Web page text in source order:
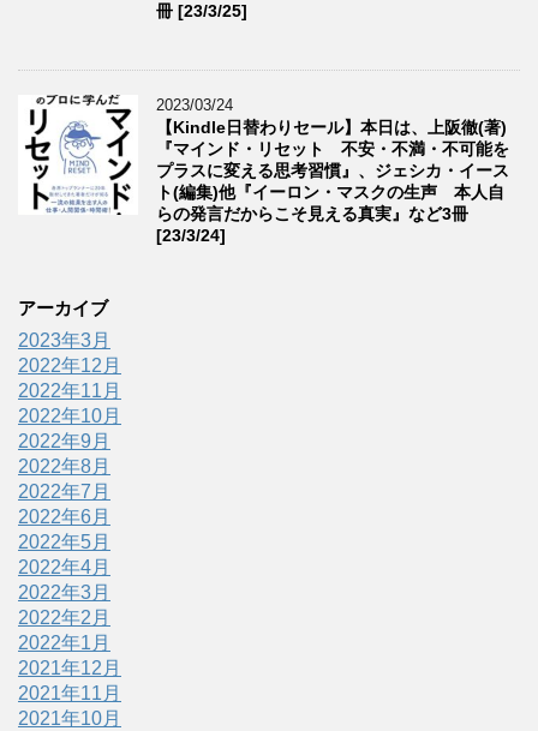
冊 [23/3/25]
2023/03/24
【Kindle日替わりセール】本日は、上阪徹(著)
『マインド・リセット 不安・不満・不可能を
プラスに変える思考習慣』、ジェシカ・イース
ト(編集)他『イーロン・マスクの生声 本人自
らの発言だからこそ見える真実』など3冊
[23/3/24]
アーカイブ
2023年3月
2022年12月
2022年11月
2022年10月
2022年9月
2022年8月
2022年7月
2022年6月
2022年5月
2022年4月
2022年3月
2022年2月
2022年1月
2021年12月
2021年11月
2021年10月